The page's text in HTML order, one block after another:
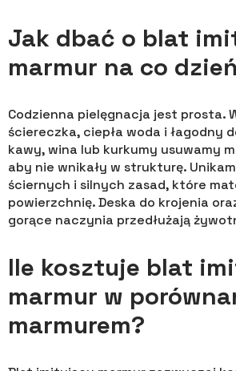
Jak dbać o blat
marmur na co
Codzienna pielęgnacja jest prosta.
ściereczka, ciepła woda i łagodny
kawy, wina lub kurkumy usuwamy
aby nie wnikały w strukturę.
ściernych i silnych zasad, które
powierzchnię. Deska do krojenia
gorące naczynia przedłużają
Ile kosztuje blat
marmur w
marmurem?